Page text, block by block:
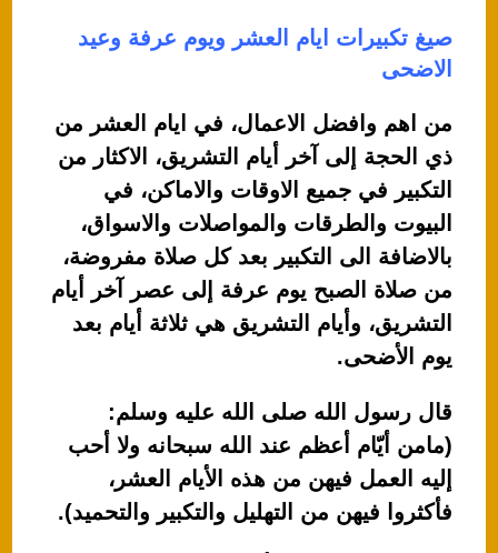
صيغ تكبيرات ايام العشر ويوم عرفة وعيد
الاضحى
من اهم وافضل الاعمال، في ايام العشر من
ذي الحجة إلى آخر أيام التشريق، الاكثار من
التكبير في جميع الاوقات والاماكن، في
البيوت والطرقات والمواصلات والاسواق،
بالاضافة الى التكبير بعد كل صلاة مفروضة،
من صلاة الصبح يوم عرفة إلى عصر آخر أيام
التشريق، وأيام التشريق هي ثلاثة أيام بعد
يوم الأضحى.
قال رسول الله صلى الله عليه وسلم:
(مامن أيّام أعظم عند الله سبحانه ولا أحب
إليه العمل فيهن من هذه الأيام العشر،
فأكثروا فيهن من التهليل والتكبير والتحميد).